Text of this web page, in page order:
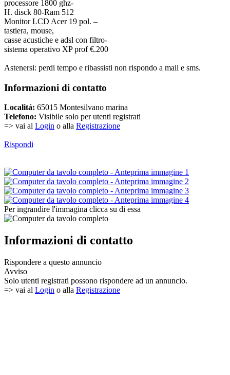
processore 1800 ghz-
H. disck 80-Ram 512
Monitor LCD Acer 19 pol. –
tastiera, mouse,
casse acustiche e adsl con filtro-
sistema operativo XP prof €.200
Astenersi: perdi tempo e ribassisti non rispondo a mail e sms.
Informazioni di contatto
Localitá: 65015 Montesilvano marina
Telefono: Visibile solo per utenti registrati
=> vai al Login o alla Registrazione
Rispondi
Per ingrandire l'immagina clicca su di essa
Informazioni di contatto
Rispondere a questo annuncio
Avviso
Solo utenti registrati possono rispondere ad un annuncio.
=> vai al Login o alla Registrazione